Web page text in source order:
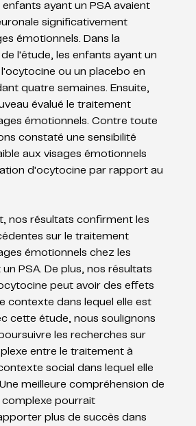
ayant un PSA avaient
significativement
émotionnels. Dans la
l'étude, les enfants ayant un
ou un placebo en
quatre semaines. Ensuite,
évalué le traitement
émotionnels. Contre toute
constaté une sensibilité
aux visages émotionnels
d'ocytocine par rapport au
nos résultats confirment les
sur le traitement
émotionnels chez les
PSA. De plus, nos résultats
peut avoir des effets
contexte dans lequel elle est
cette étude, nous soulignons
les recherches sur
entre le traitement à
social dans lequel elle
meilleure compréhension de
pourrait
plus de succès dans